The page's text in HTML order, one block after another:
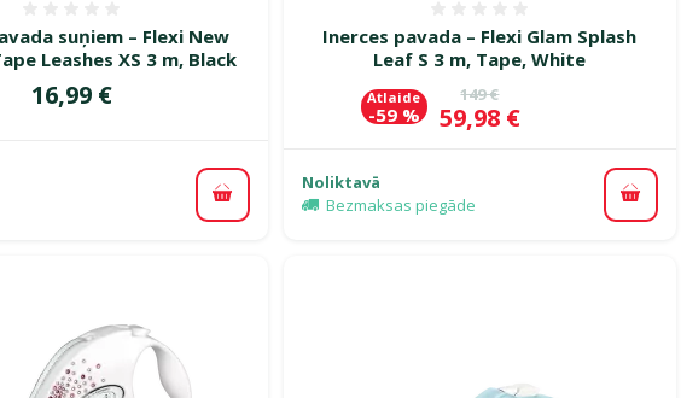
suņiem – Flexi New
Leashes XS 3 m, Black
Cena
16,99 €
Pievienot grozam
Inerces pavada – Flexi Glam Splash
Leaf S 3 m, Tape, White
Oriģinālā cena
149 €
Cena
59,98 €
Atlaide
-59 %
Noliktavā
Bezmaksas piegāde